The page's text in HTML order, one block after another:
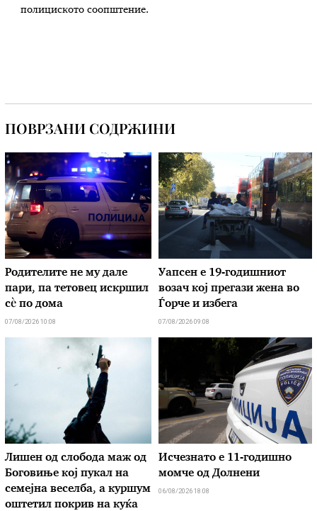
полициското соопштение.
ПОВРЗАНИ СОДРЖИНИ
Родителите не му дале
пари, па тетовец искршил
сѐ по дома
07/08/2026 10:08
Уапсен е 19-годишниот
возач кој прегази жена во
Ѓорче и избега
07/08/2026 09:08
Лишен од слобода маж од
Боговиње кој пукал на
семејна веселба, а куршум
оштетил покрив на куќа
Исчезнато е 11-годишно
момче од Долнени
06/08/2026 18:08